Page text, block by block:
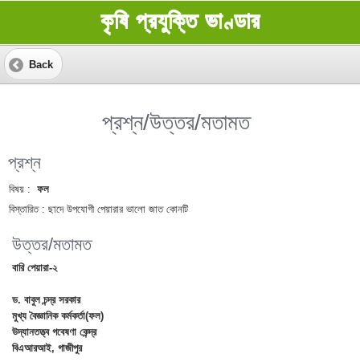
কৃষি প্রযুক্তি ভাণ্ডার
Back
প্রশ্ন/উত্তর/মতামত
প্রশ্ন
বিষয় :
ফল
বিস্তারিত : ছাদে উপযোগী পেয়ারার ভালো জাত কোনটি
উত্তর/মতামত
বারি পেয়ারা-২
ড. বাবুল চন্দ্র সরকার
মুখ্য বৈজ্ঞানিক কর্মকর্তা(ফল)
উদ্যানতত্ত্ব গবেষণা কেন্দ্র
বিএআরআই, গাজীপুর